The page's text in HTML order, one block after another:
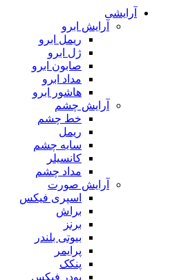
آرایشی
آرایش ابرو
ریمل ابرو
ژل ابرو
صابون ابرو
مداد ابرو
هاشور ابرو
آرایش چشم
خط چشم
ریمل
سایه چشم
کانسیلر
مداد چشم
آرایش صورت
اسپری فیکس
براش
برنز
بیوتی بلندر
پرایمر
پنکک
پودر فیکس